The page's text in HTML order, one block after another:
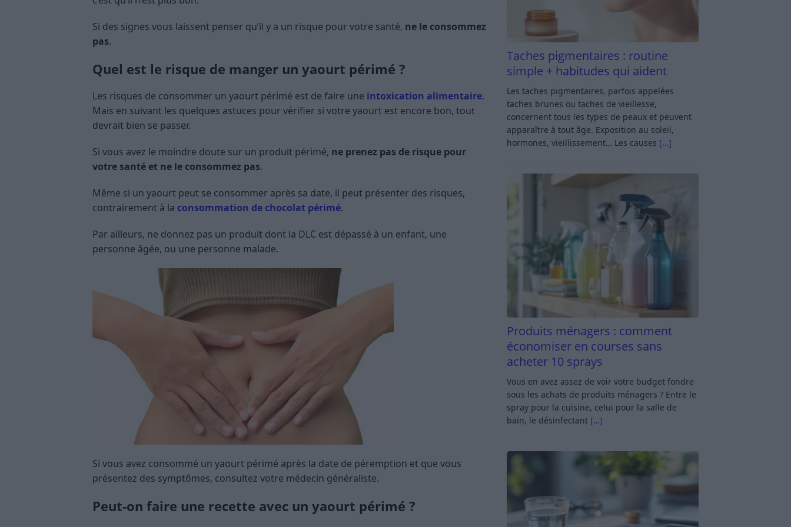
Si des signes vous laissent penser qu’il y a un risque pour votre santé, ne le consommez
pas.
Quel est le risque de manger un yaourt périmé ?
Les risques de consommer un yaourt périmé est de faire une intoxication alimentaire.
Mais en suivant les quelques astuces pour vérifier si votre yaourt est encore bon, tout
devrait bien se passer.
Si vous avez le moindre doute sur un produit périmé, ne prenez pas de risque pour
votre santé et ne le consommez pas.
Même si un yaourt peut se consommer après sa date, il peut présenter des risques,
contrairement à la consommation de chocolat périmé.
Par ailleurs, ne donnez pas un produit dont la DLC est dépassé à un enfant, une
personne âgée, ou une personne malade.
Si vous avez consommé un yaourt périmé après la date de péremption et que vous
présentez des symptômes, consultez votre médecin généraliste.
Peut-on faire une recette avec un yaourt périmé ?
Taches pigmentaires : routine
simple + habitudes qui aident
Les taches pigmentaires, parfois appelées
taches brunes ou taches de vieillesse,
concernent tous les types de peaux et peuvent
apparaître à tout âge. Exposition au soleil,
hormones, vieillissement… Les causes […]
Produits ménagers : comment
économiser en courses sans
acheter 10 sprays
Vous en avez assez de voir votre budget fondre
sous les achats de produits ménagers ? Entre le
spray pour la cuisine, celui pour la salle de
bain, le désinfectant […]